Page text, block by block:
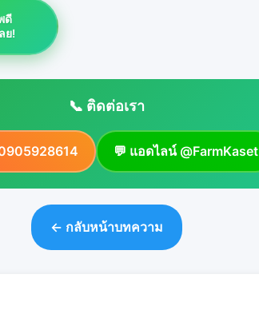
ดี
ย!
📞 ติดต่อเรา
💬 แอดไลน์ @FarmKaset
← กลับหน้าบทความ